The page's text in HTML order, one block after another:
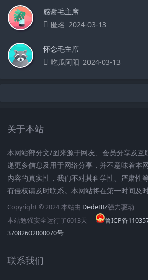
感谢毛主席
匿名 2024-03-13
怀念毛主席
吃瓜阿阳 2024-03-13
关于本站
本网站部分文/图来源于网友、会员分享及互
递更多信息及用于网络分享，并不意味着本
内容的真实性，我们不对其科学性、严肃性
有侵权请及时联系。本网站将在第一时间及时
Copyright © 2024 本站由 DedeBIZ强力驱动
本站勉强安全运行了6013天 鲁ICP备
37082602000070号
联系我们